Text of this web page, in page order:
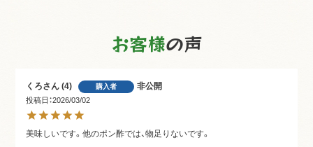
お客様の声
くろ 4 購入者 非公開
投稿日 2026/03/02